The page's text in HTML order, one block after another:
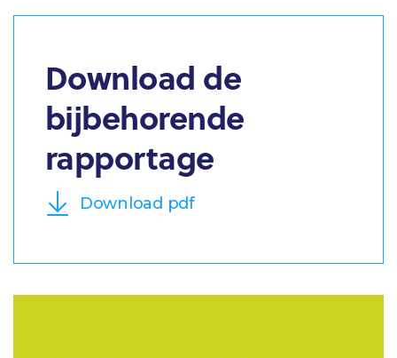
Download de
bijbehorende
rapportage
Download pdf